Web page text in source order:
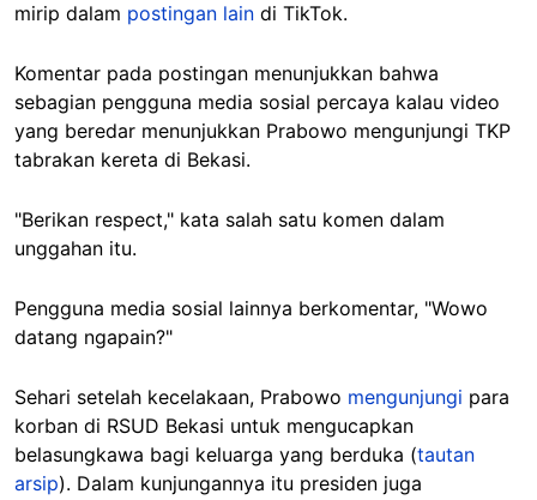
mirip dalam postingan lain di TikTok.
Komentar pada postingan menunjukkan bahwa
sebagian pengguna media sosial percaya kalau video
yang beredar menunjukkan Prabowo mengunjungi TKP
tabrakan kereta di Bekasi.
"Berikan respect," kata salah satu komen dalam
unggahan itu.
Pengguna media sosial lainnya berkomentar, "Wowo
datang ngapain?"
Sehari setelah kecelakaan, Prabowo mengunjungi para
korban di RSUD Bekasi untuk mengucapkan
belasungkawa bagi keluarga yang berduka (tautan
arsip). Dalam kunjungannya itu presiden juga